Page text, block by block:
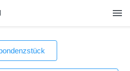
menu